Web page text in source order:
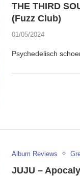
THE THIRD
(Fuzz Club)
01/05/2024
Psychedelisch
Album Reviews
JUJU –